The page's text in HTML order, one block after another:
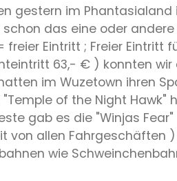
gestern im
das eine oder
freier Eintritt ; Freier
63,- € ) konnten
im Wuzetown ihren
of the Night
gab es die "Winjas
von allen Fahrgeschäften
wie